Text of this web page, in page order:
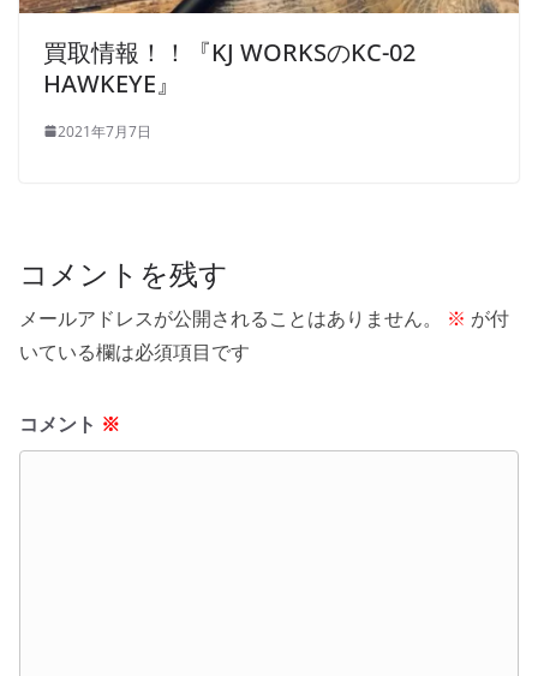
買取情報！！『KJ WORKSのKC-02
HAWKEYE』
2021年7月7日
コメントを残す
メールアドレスが公開されることはありません。 ※ が付
いている欄は必須項目です
コメント ※